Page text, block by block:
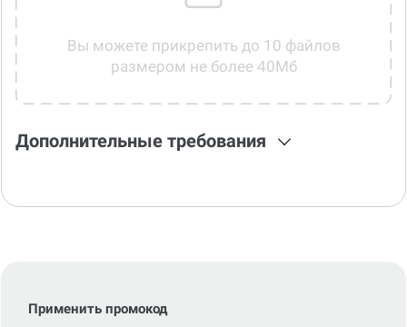
Вы можете прикрепить до 10 файлов
размером не более 40Мб
Дополнительные требования
Применить промокод